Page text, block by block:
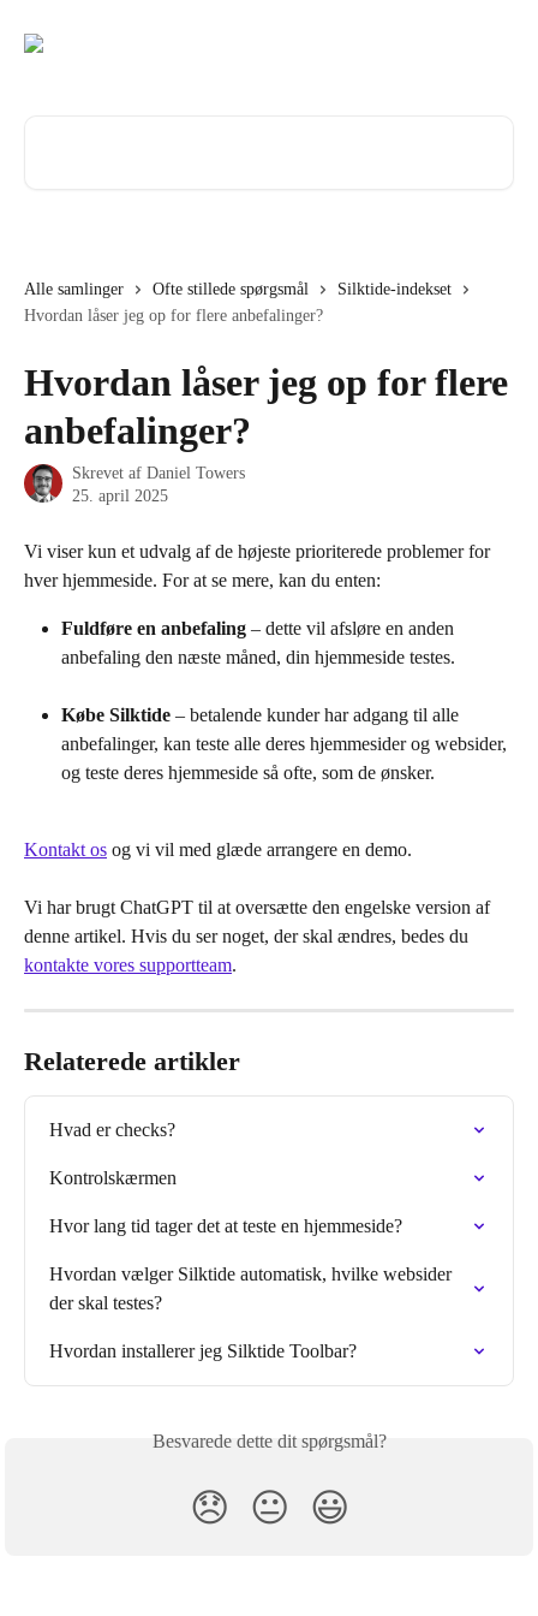
Alle samlinger Ofte stillede spørgsmål
Silktide-indekset
Hvordan låser jeg op for flere anbefalinger?
Hvordan låser jeg op for flere
anbefalinger?
Skrevet af Daniel Towers
25. april 2025
Vi viser kun et udvalg af de højeste prioriterede problemer for
hver hjemmeside. For at se mere, kan du enten:
Fuldføre en anbefaling – dette vil afsløre en anden
anbefaling den næste måned, din hjemmeside testes.
Købe Silktide – betalende kunder har adgang til alle
anbefalinger, kan teste alle deres hjemmesider og websider,
og teste deres hjemmeside så ofte, som de ønsker.
Kontakt os og vi vil med glæde arrangere en demo.
Vi har brugt ChatGPT til at oversætte den engelske version af
denne artikel. Hvis du ser noget, der skal ændres, bedes du
kontakte vores supportteam.
Relaterede artikler
Hvad er checks?
Kontrolskærmen
Hvor lang tid tager det at teste en hjemmeside?
Hvordan vælger Silktide automatisk, hvilke websider
der skal testes?
Hvordan installerer jeg Silktide Toolbar?
Besvarede dette dit spørgsmål?
😞 😐 😃